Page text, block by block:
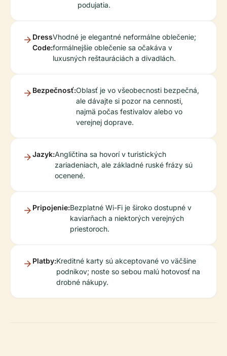
podujatia.
Dress
Code:
Vhodné je elegantné neformálne oblečenie;
formálnejšie oblečenie sa očakáva v
luxusných reštauráciách a divadlách.
Bezpečnosť:Oblasť je vo všeobecnosti bezpečná,
ale dávajte si pozor na cennosti,
najmä počas festivalov alebo vo
verejnej doprave.
Jazyk:Angličtina sa hovorí v turistických
zariadeniach, ale základné ruské frázy sú
ocenené.
Pripojenie:Bezplatné Wi-Fi je široko dostupné v
kaviarňach a niektorých verejných
priestoroch.
Platby:Kreditné karty sú akceptované vo väčšine
podnikov; noste so sebou malú hotovosť na
drobné nákupy.